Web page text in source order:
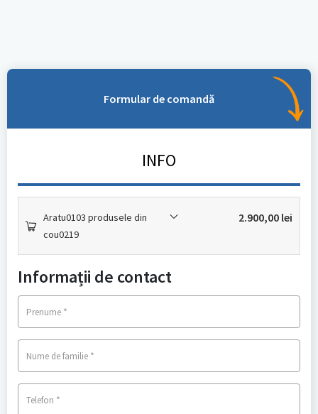
Formular de comandă
INFO
Aratu0103 produsele din
cou0219
2.900,00 lei
Informații de contact
Prenume *
Nume de familie *
Telefon *